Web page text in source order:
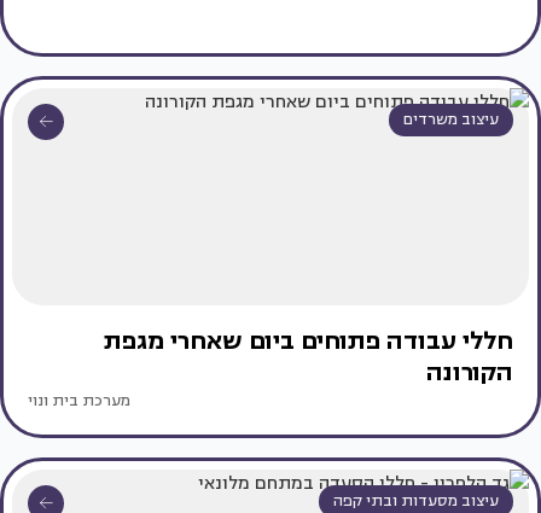
עיצוב משרדים
חללי עבודה פתוחים ביום שאחרי מגפת
הקורונה
מערכת בית ונוי
עיצוב מסעדות ובתי קפה